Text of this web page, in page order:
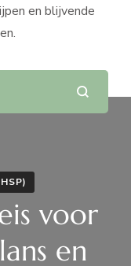
en blijvende
voor
en